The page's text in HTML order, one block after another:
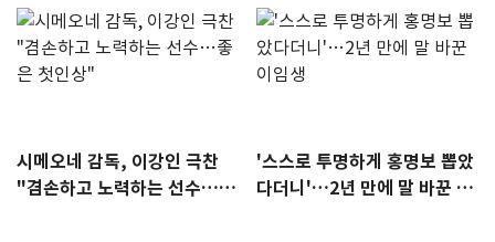
시메오네 감독, 이강인 극찬
"겸손하고 노력하는 선수…좋
'스스로 투명하게 홍명보 뽑았
다더니'…2년 만에 말 바꾼 이